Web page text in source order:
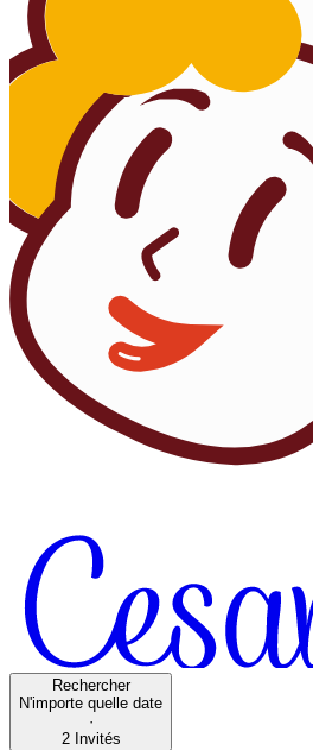
Rechercher
N'importe quelle date
·
2 Invités